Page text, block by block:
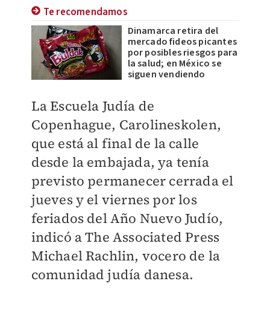
Te recomendamos
Dinamarca retira del
mercado fideos picantes
por posibles riesgos para
la salud; en México se
siguen vendiendo
La Escuela Judía de
Copenhague, Carolineskolen,
que está al final de la calle
desde la embajada, ya tenía
previsto permanecer cerrada el
jueves y el viernes por los
feriados del Año Nuevo Judío,
indicó a The Associated Press
Michael Rachlin, vocero de la
comunidad judía danesa.